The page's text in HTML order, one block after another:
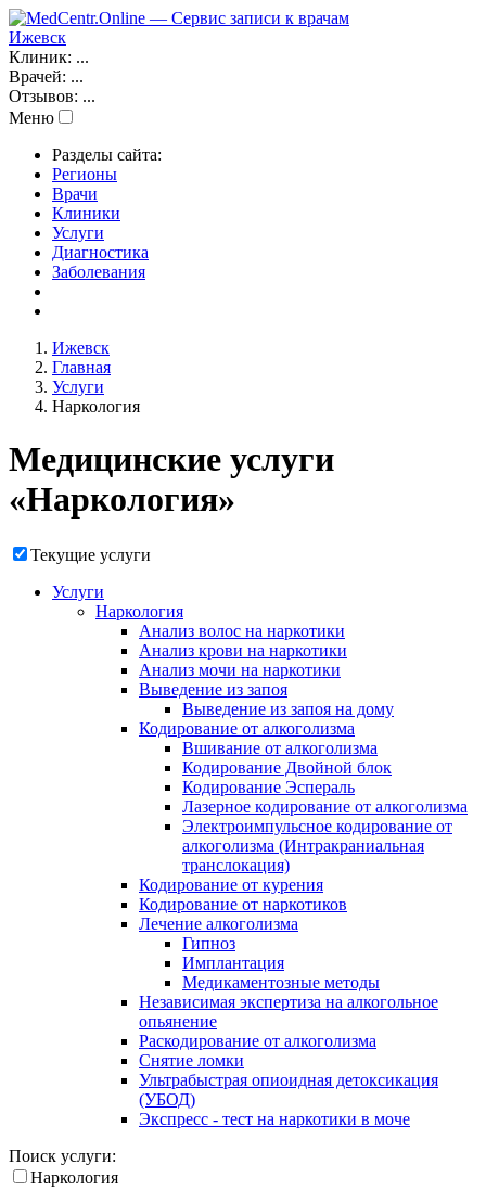
Ижевск
Клиник: ...
Врачей: ...
Отзывов: ...
Меню
Разделы сайта:
Регионы
Врачи
Клиники
Услуги
Диагностика
Заболевания
Ижевск
Главная
Услуги
Наркология
Медицинские услуги
«Наркология»
Текущие услуги
Услуги
Наркология
Анализ волос на наркотики
Анализ крови на наркотики
Анализ мочи на наркотики
Выведение из запоя
Выведение из запоя на дому
Кодирование от алкоголизма
Вшивание от алкоголизма
Кодирование Двойной блок
Кодирование Эспераль
Лазерное кодирование от алкоголизма
Электроимпульсное кодирование от
алкоголизма (Интракраниальная
транслокация)
Кодирование от курения
Кодирование от наркотиков
Лечение алкоголизма
Гипноз
Имплантация
Медикаментозные методы
Независимая экспертиза на алкогольное
опьянение
Раскодирование от алкоголизма
Снятие ломки
Ультрабыстрая опиоидная детоксикация
(УБОД)
Экспресс - тест на наркотики в моче
Поиск услуги:
Наркология